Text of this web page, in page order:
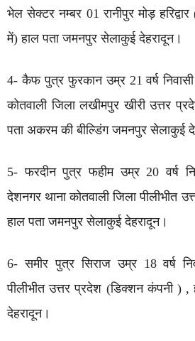
भेल सेक्टर नम्बर 01 रानीपुर मोड़
में) हाल पता जमनपुर सेलाकुई देहरादून।
4- कैफ पुत्र फुरकान उम्र 21 वर्ष निवासी
कोतवाली जिला लखीमपुर खीरी उत्तर
पता अकरम की बील्डिंग जमनपुर सेलाकुई
5- फरदीन पुत्र फहीम उम्र 20 वर्ष
देशनगर थाना कोतवाली जिला पीलीभीत
हाल पता जमनपुर सेलाकुई देहरादून।
6- समीर पुत्र सिराज उम्र 18 वर्ष
पीलीभीत उत्तर प्रदेश (डिक्शन कंपनी )
देहरादून।